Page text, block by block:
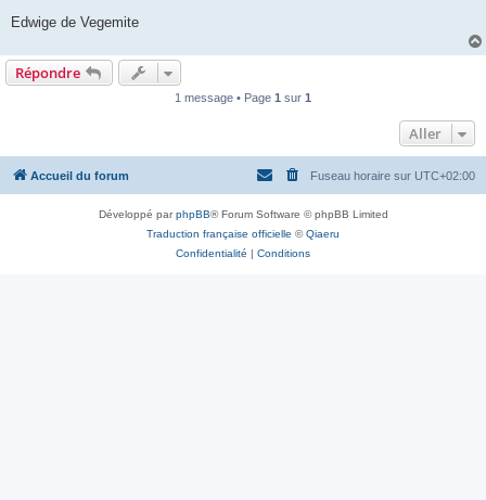
Edwige de Vegemite
Répondre
1 message • Page 1 sur 1
Aller
Accueil du forum Fuseau horaire sur UTC+02:00
Développé parphpBB® Forum Software © phpBB Limited
Traduction française officielle ©Qiaeru
Confidentialité | Conditions